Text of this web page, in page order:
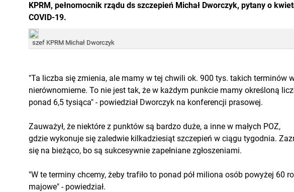
KPRM, pełnomocnik rządu ds szczepień Michał Dworczyk, pytany o
COVID-19.
szef KPRM Michał Dworczyk
"Ta liczba się zmienia, ale mamy w tej chwili ok. 900 tys. takich terminów
nierównomierne. To nie jest tak, że w każdym punkcie mamy określoną
ponad 6,5 tysiąca" - powiedział Dworczyk na konferencji prasowej.
Zauważył, że niektóre z punktów są bardzo duże, a inne w małych POZ,
gdzie wykonuje się zaledwie kilkadziesiąt szczepień w ciągu tygodnia.
się na bieżąco, bo są sukcesywnie zapełniane zgłoszeniami.
"W te terminy chcemy, żeby trafiło to ponad pół miliona osób powyżej 60
majowe" - powiedział.